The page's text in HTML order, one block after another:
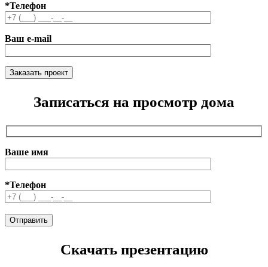
*Телефон
Ваш e-mail
Записаться на просмотр дома
Ваше имя
*Телефон
Скачать презентацию